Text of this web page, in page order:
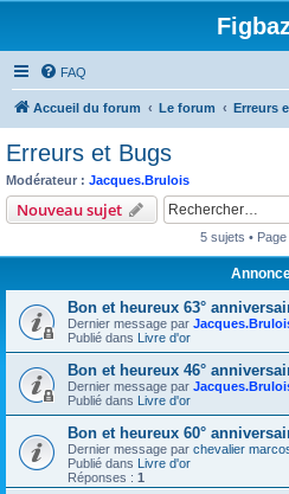
FAQ
Accueil du forum Le forum Erreurs
Erreurs et Bugs
Modérateur : Jacques.Brulois
Nouveau sujet
5 sujets • Page
Bon et heureux 63°
Dernier message par
Publié dans Livre d'or
Bon et heureux 46°
Dernier message par
Publié dans Livre d'or
Bon et heureux 60°
Dernier message par chevalier
Publié dans Livre d'or
Réponses : 1